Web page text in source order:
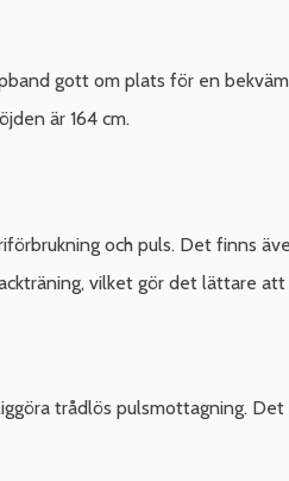
gott om plats för en
är 164 cm.
och puls. Det finns
vilket gör det lättare att
trådlös pulsmottagning.